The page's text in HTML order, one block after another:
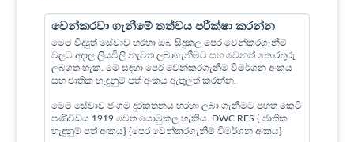
වෙන්කරවා ගැනීමේ තත්වය පරීක්ෂා කරන්න
මෙම විද්‍යුත් සේවාව හරහා ඔබ සිදුකල පෙර වෙන්කරගැනීම්
වලට අදාල ලියවිලි නැවත ලබාගැනීමට සහ වෙනත් තොරතුරු
ලබගත හැක. මේ සඳහා පෙර වෙන්කරගැනීම් විමර්ශන අංකය
සහ ජාතික හැඳුනුම් පත් අංකය ඇතුලත් කරන්න.
මෙම සේවාව ජංගම දුරකතනය හරහා ලබා ගැනීමට පහත කෙටි
පණිවිඩය 1919 වෙත යොමුකල හැකිය. DWC RES { ජාතික
හැඳුනුම් පත් අංකය} {පෙර වෙන්කරගැනීම් විමර්ශන අංකය}